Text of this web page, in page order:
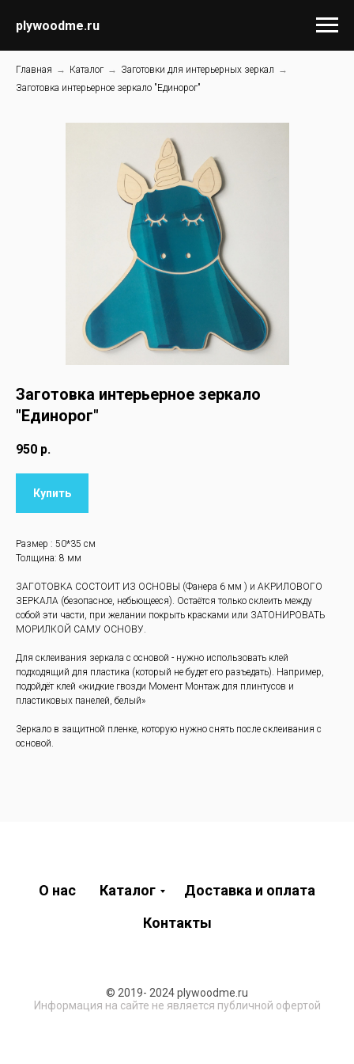
plywoodme.ru
Главная → Каталог → Заготовки для интерьерных зеркал →
Заготовка интерьерное зеркало "Единорог"
Заготовка интерьерное зеркало
"Единорог"
950 р.
Купить
Размер : 50*35 см
Толщина: 8 мм
ЗАГОТОВКА СОСТОИТ ИЗ ОСНОВЫ (Фанера 6 мм ) и АКРИЛОВОГО
ЗЕРКАЛА (безопасное, небьющееся). Остаётся только склеить между
собой эти части, при желании покрыть красками или ЗАТОНИРОВАТЬ
МОРИЛКОЙ САМУ ОСНОВУ.
Для склеивания зеркала с основой - нужно использовать клей
подходящий для пластика (который не будет его разъедать). Например,
подойдёт клей «жидкие гвозди Момент Монтаж для плинтусов и
пластиковых панелей, белый»
Зеркало в защитной пленке, которую нужно снять после склеивания с
основой.
О нас Каталог
Доставка и оплата
Контакты
© 2019- 2024 plywoodme.ru
Информация на сайте не является публичной офертой